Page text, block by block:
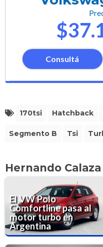
Consultá
170tsi Hatchback
Segmento B Tsi
Hernando
El VW Polo
Comfortline pasa al
motor turbo en
Argentina